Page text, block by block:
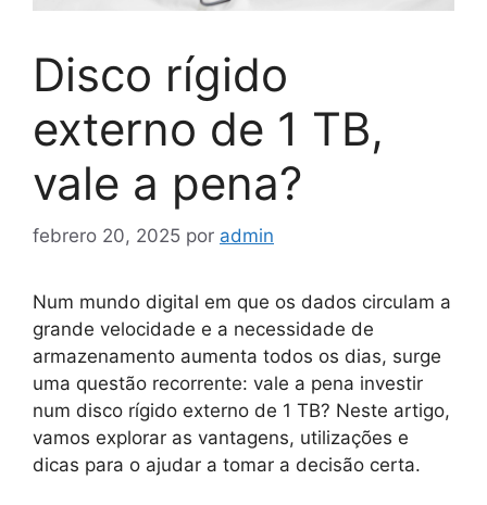
Disco rígido
externo de 1 TB,
vale a pena?
febrero 20, 2025 por admin
Num mundo digital em que os dados circulam a
grande velocidade e a necessidade de
armazenamento aumenta todos os dias, surge
uma questão recorrente: vale a pena investir
num disco rígido externo de 1 TB? Neste artigo,
vamos explorar as vantagens, utilizações e
dicas para o ajudar a tomar a decisão certa.